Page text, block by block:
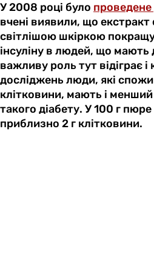
У 2008 році було
вчені виявили, що екстракт
світлішою шкіркою
інсуліну в людей, що мають
важливу роль тут відіграє
досліджень люди, які
клітковини, мають і
такого діабету. У 100 г
приблизно 2 г клітковини.